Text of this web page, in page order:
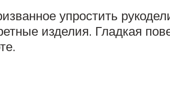
упростить
изделия. Гладкая